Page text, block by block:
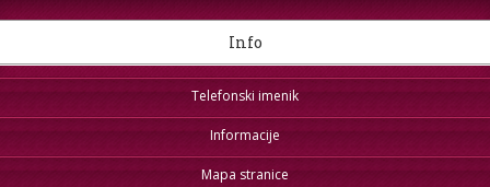
Info
Telefonski imenik
Informacije
Mapa stranice